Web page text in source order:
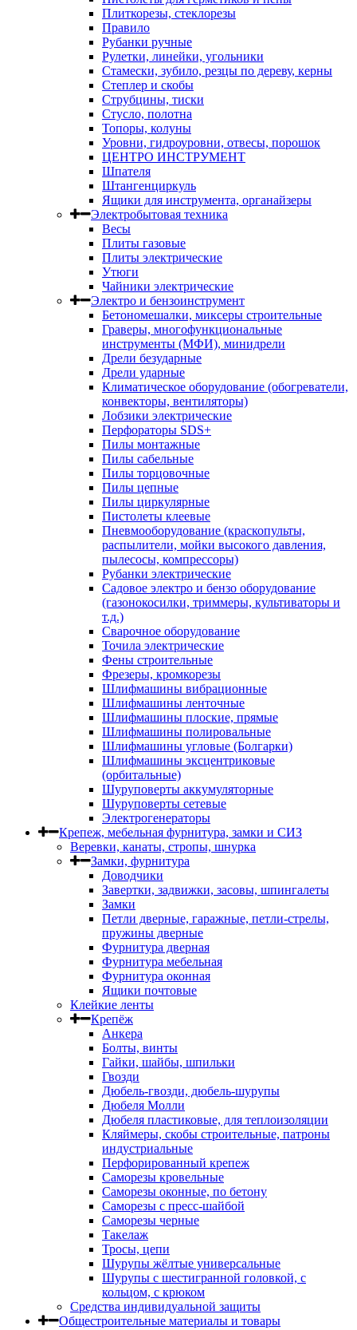
Плиткорезы, стеклорезы
Правило
Рубанки ручные
Рулетки, линейки, угольники
Стамески, зубило, резцы по дереву, керны
Степлер и скобы
Струбцины, тиски
Стусло, полотна
Топоры, колуны
Уровни, гидроуровни, отвесы, порошок
ЦЕНТРО ИНСТРУМЕНТ
Шпателя
Штангенциркуль
Ящики для инструмента, органайзеры
Электробытовая техника
Весы
Плиты газовые
Плиты электрические
Утюги
Чайники электрические
Электро и бензоинструмент
Бетономешалки, миксеры строительные
Граверы, многофункциональные
инструменты (МФИ), минидрели
Дрели безударные
Дрели ударные
Климатическое оборудование (обогреватели,
конвекторы, вентиляторы)
Лобзики электрические
Перфораторы SDS+
Пилы монтажные
Пилы сабельные
Пилы торцовочные
Пилы цепные
Пилы циркулярные
Пистолеты клеевые
Пневмооборудование (краскопульты,
распылители, мойки высокого давления,
пылесосы, компрессоры)
Рубанки электрические
Садовое электро и бензо оборудование
(газонокосилки, триммеры, культиваторы и
т.д.)
Сварочное оборудование
Точила электрические
Фены строительные
Фрезеры, кромкорезы
Шлифмашины вибрационные
Шлифмашины ленточные
Шлифмашины плоские, прямые
Шлифмашины полировальные
Шлифмашины угловые (Болгарки)
Шлифмашины эксцентриковые
(орбитальные)
Шуруповерты аккумуляторные
Шуруповерты сетевые
Электрогенераторы
Крепеж, мебельная фурнитура, замки и СИЗ
Веревки, канаты, стропы, шнурка
Замки, фурнитура
Доводчики
Завертки, задвижки, засовы, шпингалеты
Замки
Петли дверные, гаражные, петли-стрелы,
пружины дверные
Фурнитура дверная
Фурнитура мебельная
Фурнитура оконная
Ящики почтовые
Клейкие ленты
Крепёж
Анкера
Болты, винты
Гайки, шайбы, шпильки
Гвозди
Дюбель-гвозди, дюбель-шурупы
Дюбеля Молли
Дюбеля пластиковые, для теплоизоляции
Кляймеры, скобы строительные, патроны
индустриальные
Перфорированный крепеж
Саморезы кровельные
Саморезы оконные, по бетону
Саморезы с пресс-шайбой
Саморезы черные
Такелаж
Тросы, цепи
Шурупы жёлтые универсальные
Шурупы с шестигранной головкой, с
кольцом, с крюком
Средства индивидуальной защиты
Общестроительные материалы и товары